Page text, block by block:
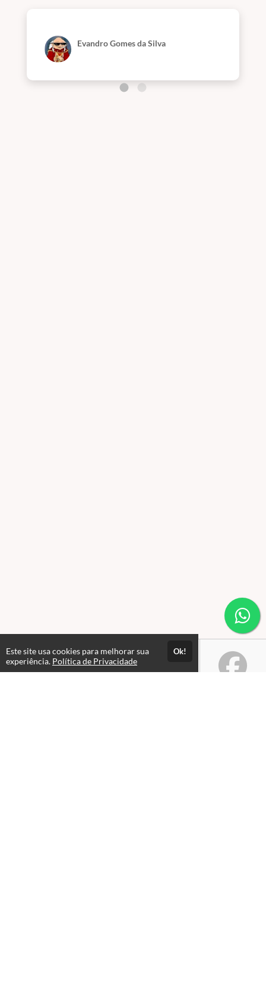
Evandro Gomes da Silva
Este site usa cookies para melhorar sua
experiência. Política de Privacidade
Ok!